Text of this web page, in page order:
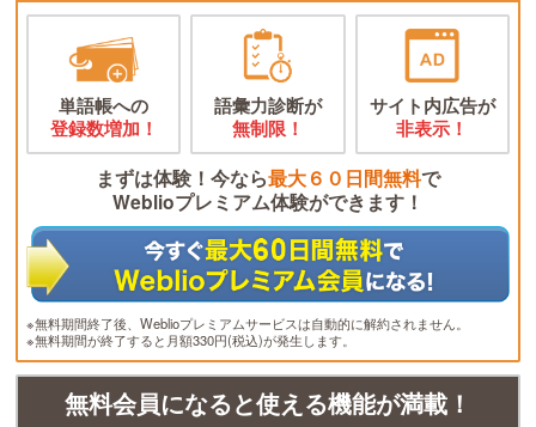
単語帳への
登録数増加！
語彙力診断が
無制限！
サイト内広告が
非表示！
まずは体験！今なら最大６０日間無料で
Weblioプレミアム体験ができます！
※無料期間終了後、Weblioプレミアムサービスは自動的に解約されません。
※無料期間が終了すると月額330円(税込)が発生します。
無料会員になると使える機能が満載！